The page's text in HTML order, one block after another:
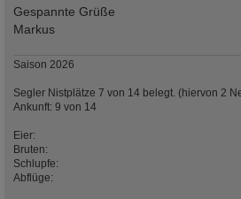
Gespannte Grüße
Markus
Saison 2026
Segler Nistplätze 7 von 14 belegt. (hiervon 2
Ankunft: 9 von 14
Eier:
Bruten:
Schlupfe:
Abflüge: